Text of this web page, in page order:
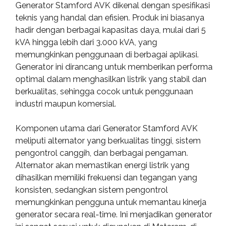
Generator Stamford AVK dikenal dengan spesifikasi
teknis yang handal dan efisien. Produk ini biasanya
hadir dengan berbagai kapasitas daya, mulai dari 5
kVA hingga lebih dari 3.000 kVA, yang
memungkinkan penggunaan di berbagai aplikasi.
Generator ini dirancang untuk memberikan performa
optimal dalam menghasilkan listrik yang stabil dan
berkualitas, sehingga cocok untuk penggunaan
industri maupun komersial.
Komponen utama dari Generator Stamford AVK
meliputi alternator yang berkualitas tinggi, sistem
pengontrol canggih, dan berbagai pengaman.
Alternator akan memastikan energi listrik yang
dihasilkan memiliki frekuensi dan tegangan yang
konsisten, sedangkan sistem pengontrol
memungkinkan pengguna untuk memantau kinerja
generator secara real-time. Ini menjadikan generator